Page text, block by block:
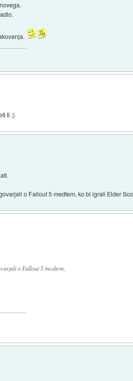
ti ;)
o Fallout 5 medtem, ko bi igrali Elder
o Fallout 5 medtem,